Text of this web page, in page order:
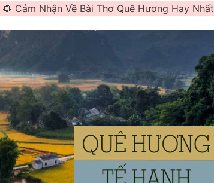
🌻 Cảm Nhận Về Bài Thơ Quê Hương Hay Nhất